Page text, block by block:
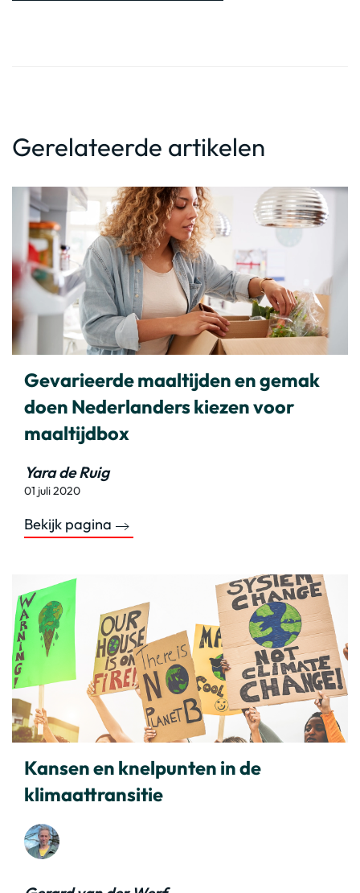
Gerelateerde artikelen
Gevarieerde maaltijden en gemak
doen Nederlanders kiezen voor
maaltijdbox
Yara de Ruig
01 juli 2020
Bekijk pagina
Kansen en knelpunten in de
klimaattransitie